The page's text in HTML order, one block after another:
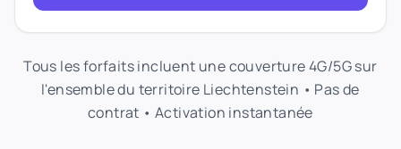
Tous les forfaits incluent une couverture 4G/5G sur
l'ensemble du territoire Liechtenstein • Pas de
contrat • Activation instantanée